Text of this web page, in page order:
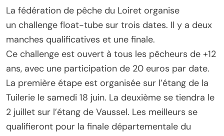
La fédération de pêche du Loiret organise
un challenge float-tube sur trois dates. Il y a deux
manches qualificatives et une finale.
Ce challenge est ouvert à tous les pêcheurs de +12
ans, avec une participation de 20 euros par date.
La première étape est organisée sur l’étang de la
Tuilerie le samedi 18 juin. La deuxième se tiendra le
2 juillet sur l’étang de Vaussel. Les meilleurs se
qualifieront pour la finale départementale du